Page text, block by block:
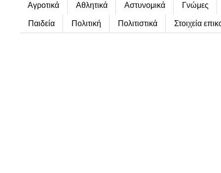
Αγροτικά Αθλητικά Αστυνομικά Γνώμες
Παιδεία Πολιτική Πολιτιστικά Στοιχεία